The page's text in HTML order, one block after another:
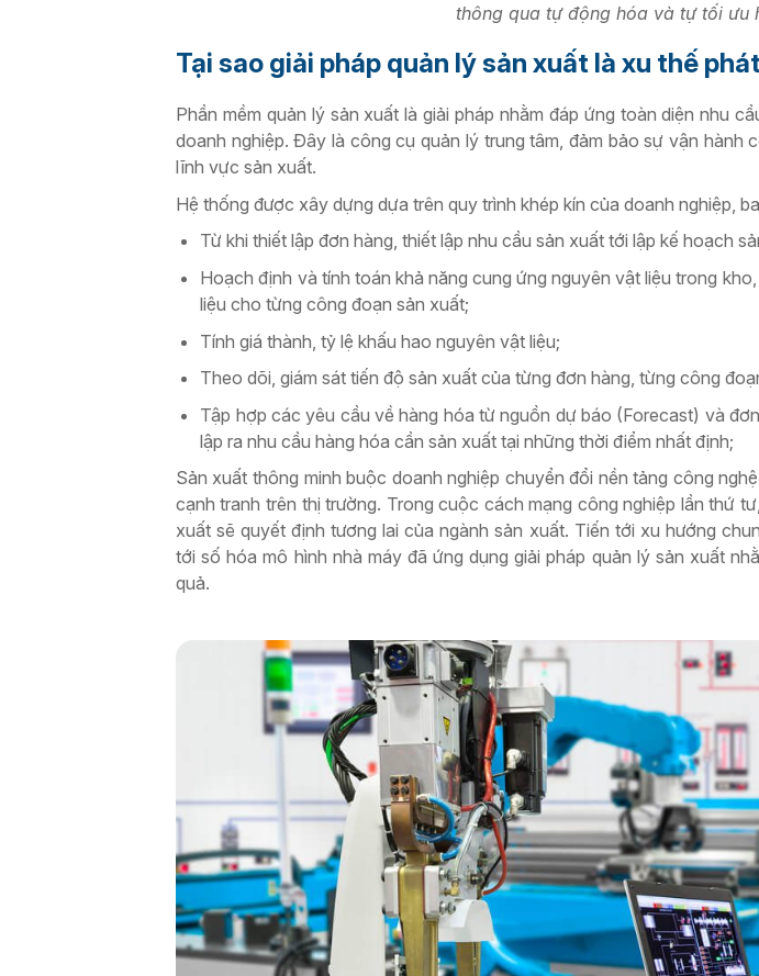
thông qua tự động hóa và tự tối ưu
Tại sao giải pháp quản lý sản xuất là xu thế
Phần mềm quản lý sản xuất là giải pháp nhằm đáp ứng toàn diện nhu
doanh nghiệp. Đâylà công cụ quản lý trung tâm, đảm bảo sự vận hành
lĩnh vực sản xuất.
Hệ thống được xây dựng dựa trên quy trình khép kín của doanh nghiệp,
Từ khi thiết lập đơn hàng, thiết lập nhu cầu sản xuất tới lập kế hoạch
Hoạch định và tính toán khả năng cung ứng nguyên vật liệu trong
liệu cho từng công đoạn sản xuất;
Tính giá thành, tỷ lệ khấu hao nguyên vật liệu;
Theo dõi, giám sát tiến độ sản xuất của từng đơn hàng, từng công
Tập hợp các yêu cầu về hàng hóa từ nguồn dự báo (Forecast) và
lập ra nhu cầu hàng hóa cần sản xuất tại những thời điểm nhất định;
Sản xuất thông minh buộc doanh nghiệp chuyển đổi nền tảng công
cạnh tranh trên thị trường. Trong cuộc cách mạng công nghiệp lần thứ
xuất sẽ quyết định tương lai của ngành sản xuất. Tiến tới xu hướng
tới số hóa mô hình nhà máy đã ứng dụng giải pháp quản lý sản xuất
quả.